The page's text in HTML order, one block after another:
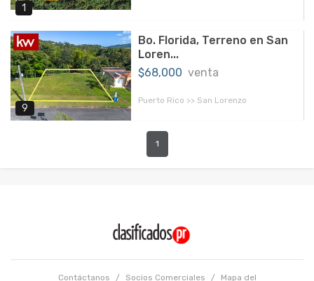
1
9
Bo. Florida, Terreno en San
Loren...
$68,000 venta
Puerto Rico >> San Lorenzo
1
Contáctanos / Socios Comerciales / Mapa del